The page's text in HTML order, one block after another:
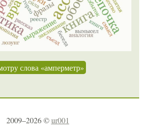
слова «амперметр»
2009–2026 ©ur001